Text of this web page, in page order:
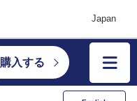
Japan
購入する